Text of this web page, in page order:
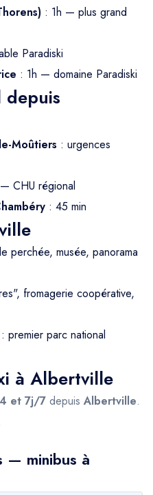
: 1h — plus grand
Paradiski
: 1h — domaine Paradiski
depuis
Moûtiers : urgences
CHU régional
: 45 min
perchée, musée, panorama
fromagerie coopérative,
: premier parc national
à Albertville
et 7j/7 depuis Albertville.
— minibus à